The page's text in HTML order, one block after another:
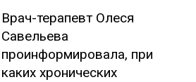
Врач-терапевт Олеся
Савельева
проинформировала, при
каких хронических